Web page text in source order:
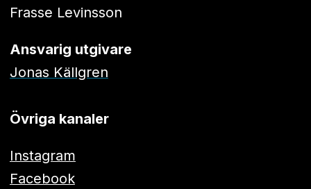
Frasse Levinsson
Ansvarig utgivare
Jonas Källgren
Övriga kanaler
Instagram
Facebook